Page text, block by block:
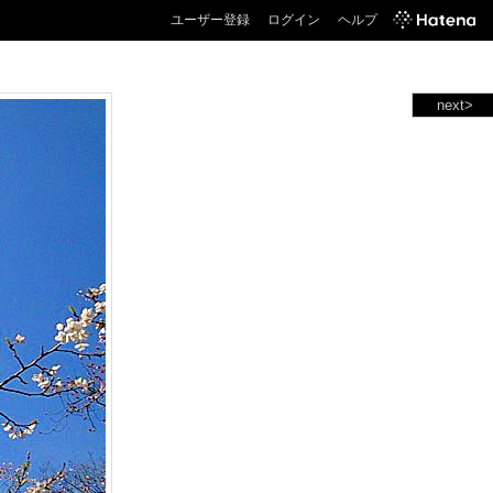
ユーザー登録 ログイン ヘルプ
next>